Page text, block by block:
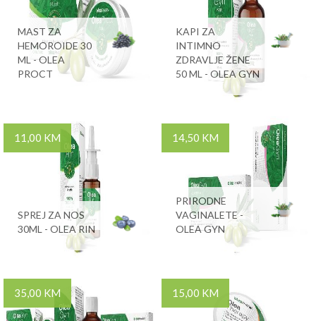
MAST ZA
HEMOROIDE 30
ML - OLEA
PROCT
KAPI ZA
INTIMNO
ZDRAVLJE ŽENE
50 ML - OLEA GYN
11,00 KM
SPREJ ZA NOS
30ML - OLEA RIN
14,50 KM
PRIRODNE
VAGINALETE -
OLEA GYN
35,00 KM 15,00 KM